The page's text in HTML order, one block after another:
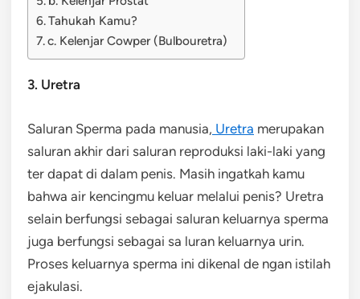
Tahukah Kamu?
c. Kelenjar Cowper (Bulbouretra)
3. Uretra
Saluran Sperma pada manusia, Uretra merupakan
saluran akhir dari saluran reproduksi laki-laki yang
ter dapat di dalam penis. Masih ingatkah kamu
bahwa air kencingmu keluar melalui penis? Uretra
selain berfungsi sebagai saluran keluarnya sperma
juga berfungsi sebagai sa luran keluarnya urin.
Proses keluarnya sperma ini dikenal de ngan istilah
ejakulasi.